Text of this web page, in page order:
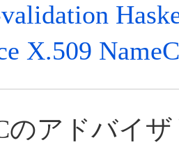
X.509
のアドバイ